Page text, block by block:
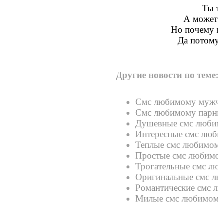
Ты
А может
Но почему
Да
Другие новости по теме:
Смс любимому
Смс любимому
Душевные смс
Интересные смс
Теплые смс
Простые смс
Трогательные смс
Оригинальные смс
Романтические смс
Милые смс